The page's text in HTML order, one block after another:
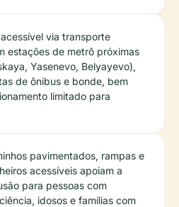
via transporte
estações de metrô próximas
Yasenevo, Belyayevo),
de ônibus e bonde, bem
limitado para
pavimentados, rampas e
acessíveis apoiam a
para pessoas com
idosos e famílias com